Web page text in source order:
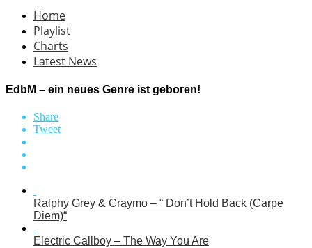
Home
Playlist
Charts
Latest News
EdbM – ein neues Genre ist geboren!
Share
Tweet
Ralphy Grey & Craymo – “ Don’t Hold Back (Carpe
Diem)“
Electric Callboy – The Way You Are